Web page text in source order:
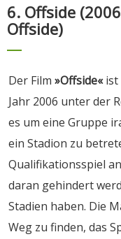
6. Offside
Offside)
Der Film »Offside«ist
Jahr 2006 unter der
es um eine Gruppe
ein Stadion zu
Qualifikationsspiel
daran gehindert
Stadien haben. Die
Weg zu finden, das